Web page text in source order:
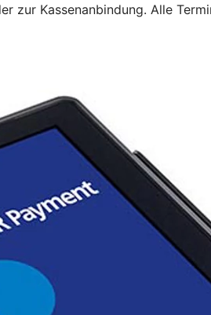
Kassenanbindung. Alle